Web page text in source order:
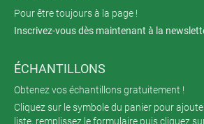
Pour être toujours à la page !
Inscrivez-vous dès maintenant à la
ÉCHANTILLONS
Obtenez vos échantillons gratuitement !
Cliquez sur le symbole du panier pour
liste, remplissez le formulaire puis cliquez